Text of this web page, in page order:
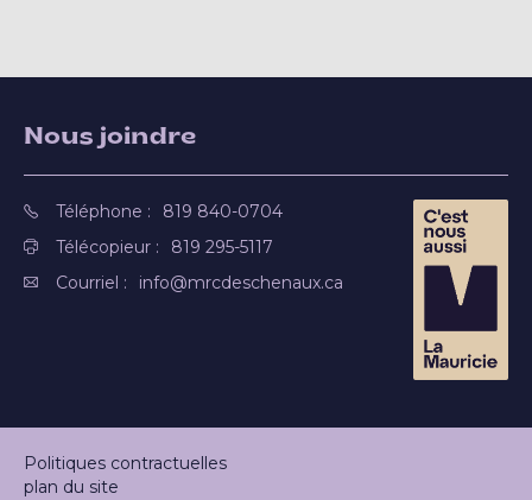
Nous joindre
Téléphone :
819 840-0704
Télécopieur :
819 295-5117
Courriel :
info@mrcdeschenaux.ca
Politiques contractuelles
plan du site